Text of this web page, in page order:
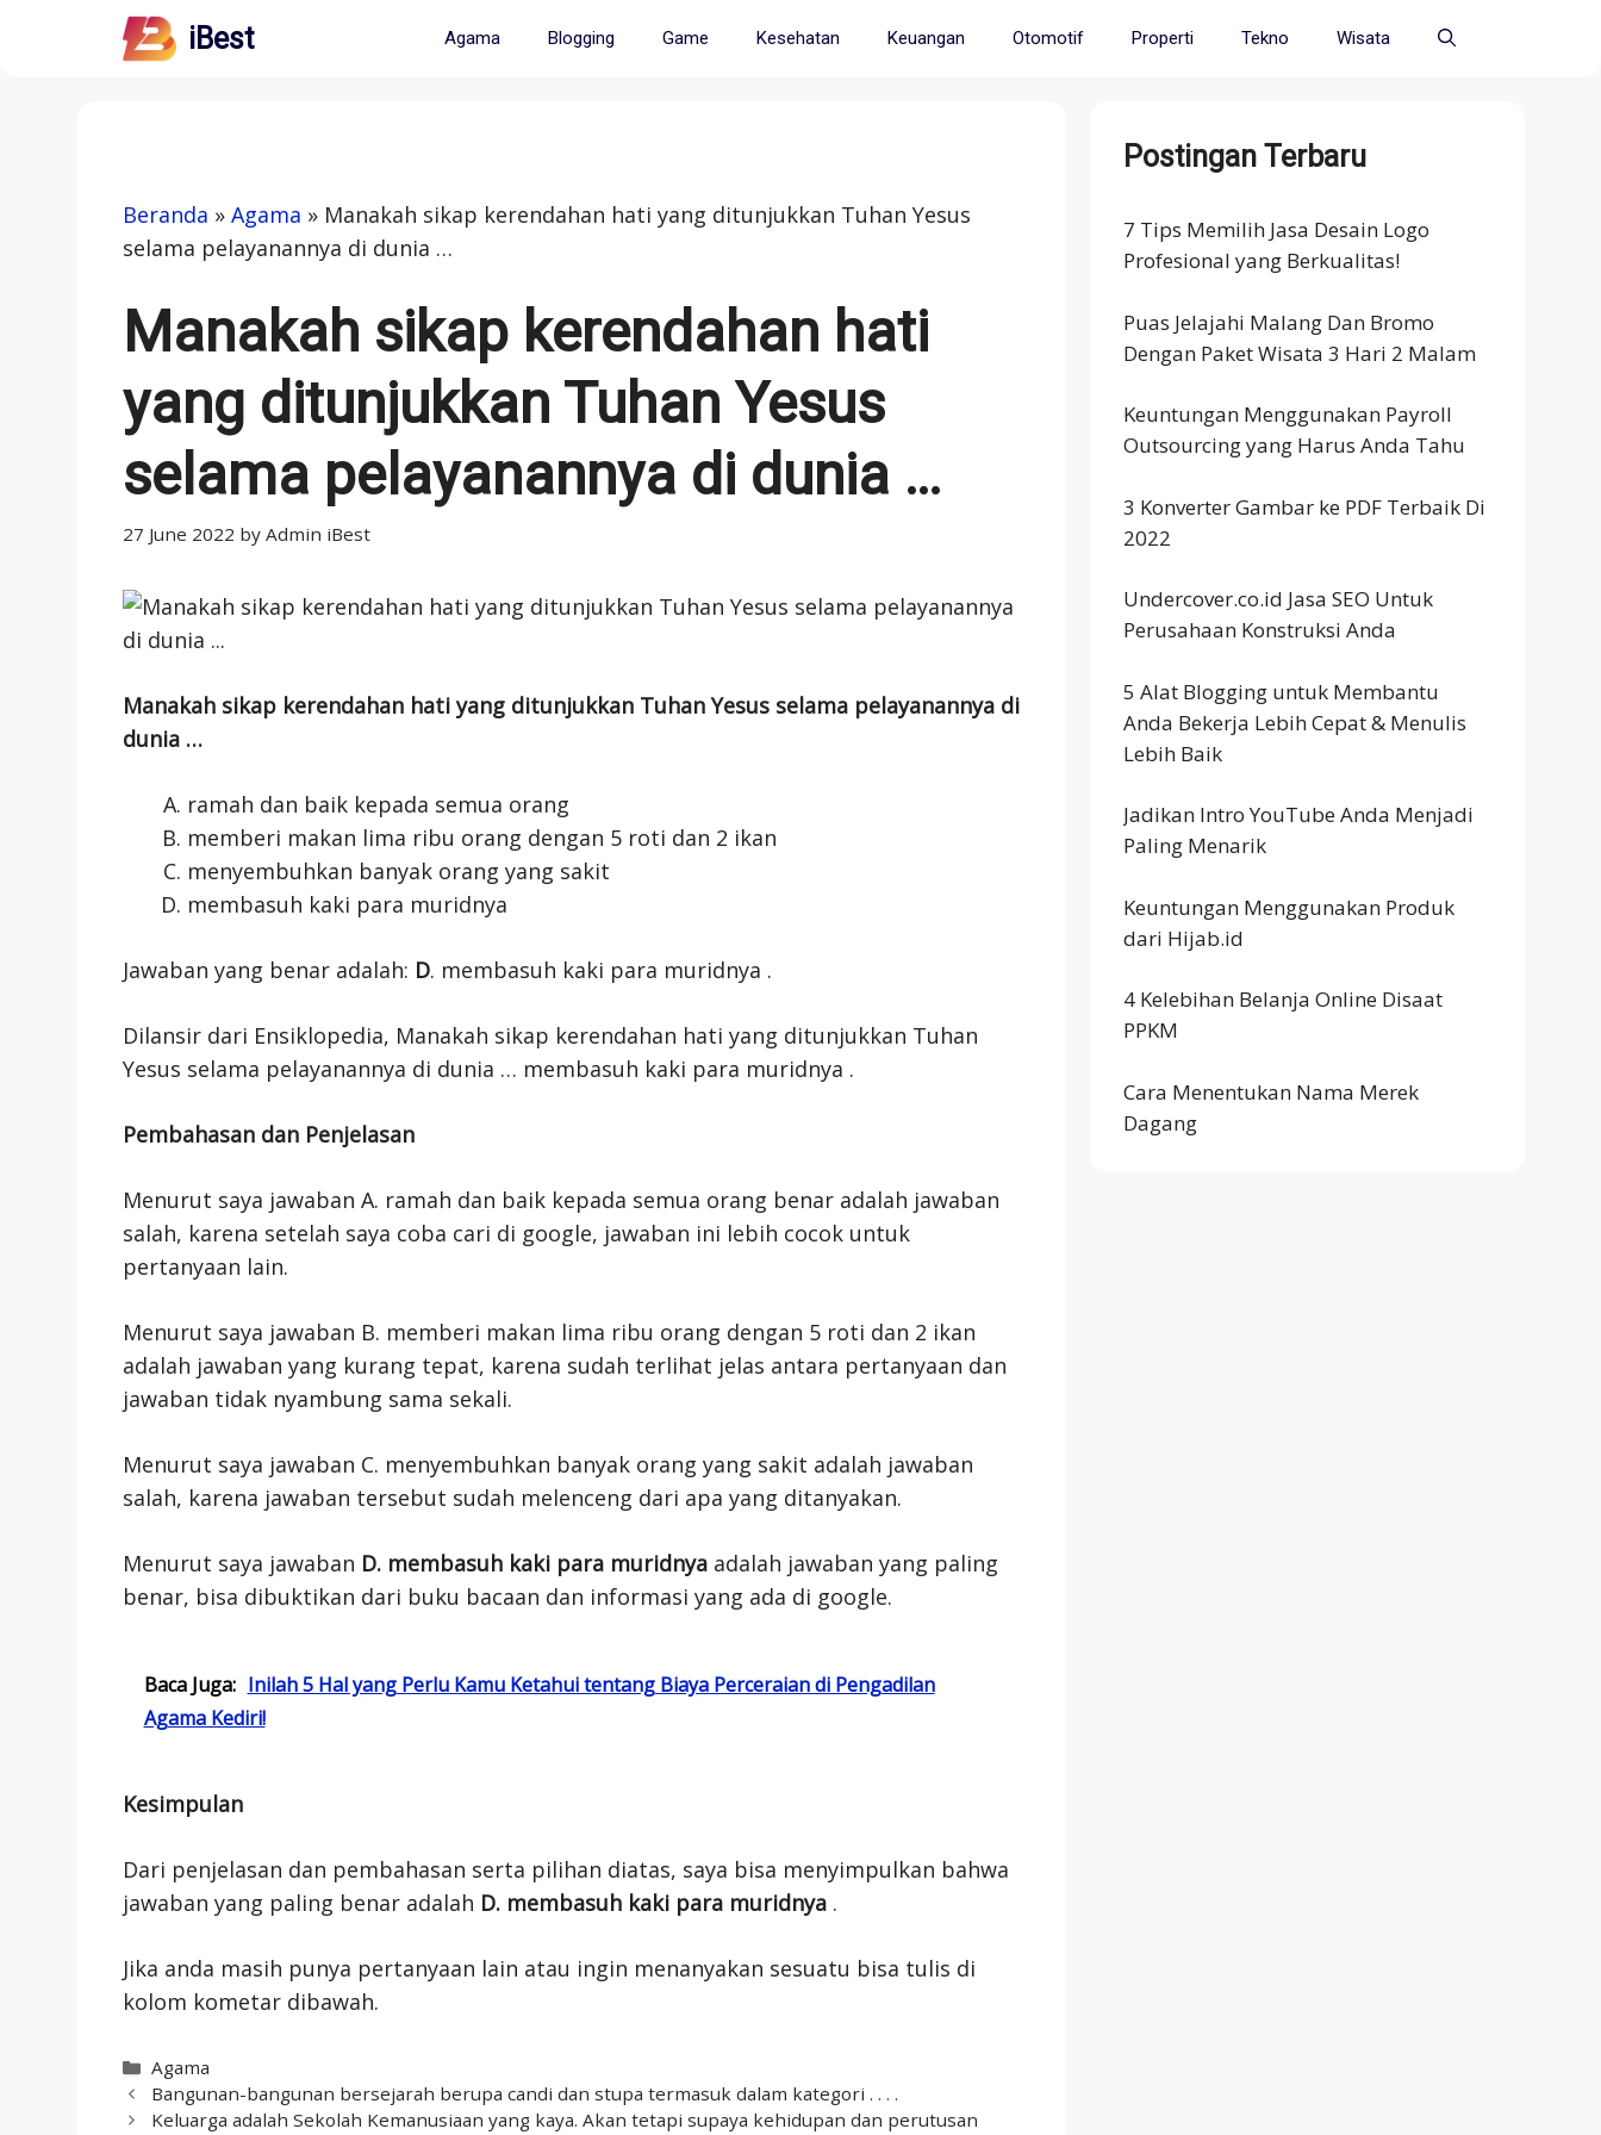
iBest Agama Blogging Game Kesehatan Keuangan Otomotif Properti Tekno Wisata
Beranda » Agama » Manakah sikap kerendahan hati yang ditunjukkan Tuhan Yesus
selama pelayanannya di dunia …
Manakah sikap kerendahan hati
yang ditunjukkan Tuhan Yesus
selama pelayanannya di dunia …
27 June 2022 by Admin iBest
Manakah sikap kerendahan hati yang ditunjukkan Tuhan Yesus selama pelayanannya di
dunia …
ramah dan baik kepada semua orang
memberi makan lima ribu orang dengan 5 roti dan 2 ikan
menyembuhkan banyak orang yang sakit
membasuh kaki para muridnya
Jawaban yang benar adalah: D. membasuh kaki para muridnya .
Dilansir dari Ensiklopedia, Manakah sikap kerendahan hati yang ditunjukkan Tuhan
Yesus selama pelayanannya di dunia … membasuh kaki para muridnya .
Pembahasan dan Penjelasan
Menurut saya jawaban A. ramah dan baik kepada semua orang benar adalah jawaban
salah, karena setelah saya coba cari di google, jawaban ini lebih cocok untuk
pertanyaan lain.
Menurut saya jawaban B. memberi makan lima ribu orang dengan 5 roti dan 2 ikan
adalah jawaban yang kurang tepat, karena sudah terlihat jelas antara pertanyaan dan
jawaban tidak nyambung sama sekali.
Menurut saya jawaban C. menyembuhkan banyak orang yang sakit adalah jawaban
salah, karena jawaban tersebut sudah melenceng dari apa yang ditanyakan.
Menurut saya jawaban D. membasuh kaki para muridnya adalah jawaban yang paling
benar, bisa dibuktikan dari buku bacaan dan informasi yang ada di google.
Baca Juga: Inilah 5 Hal yang Perlu Kamu Ketahui tentang Biaya Perceraian di Pengadilan
Agama Kediri!
Kesimpulan
Dari penjelasan dan pembahasan serta pilihan diatas, saya bisa menyimpulkan bahwa
jawaban yang paling benar adalah D. membasuh kaki para muridnya .
Jika anda masih punya pertanyaan lain atau ingin menanyakan sesuatu bisa tulis di
kolom kometar dibawah.
Categories
Agama
Bangunan-bangunan bersejarah berupa candi dan stupa termasuk dalam kategori . . . .
Keluarga adalah Sekolah Kemanusiaan yang kaya. Akan tetapi supaya kehidupan dan perutusan
Postingan Terbaru
7 Tips Memilih Jasa Desain Logo
Profesional yang Berkualitas!
Puas Jelajahi Malang Dan Bromo
Dengan Paket Wisata 3 Hari 2 Malam
Keuntungan Menggunakan Payroll
Outsourcing yang Harus Anda Tahu
3 Konverter Gambar ke PDF Terbaik Di
2022
Undercover.co.id Jasa SEO Untuk
Perusahaan Konstruksi Anda
5 Alat Blogging untuk Membantu
Anda Bekerja Lebih Cepat & Menulis
Lebih Baik
Jadikan Intro YouTube Anda Menjadi
Paling Menarik
Keuntungan Menggunakan Produk
dari Hijab.id
4 Kelebihan Belanja Online Disaat
PPKM
Cara Menentukan Nama Merek
Dagang